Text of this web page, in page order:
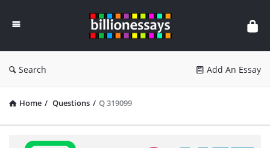
Essays
Search Add An Essay
Home / Questions / Q 319099